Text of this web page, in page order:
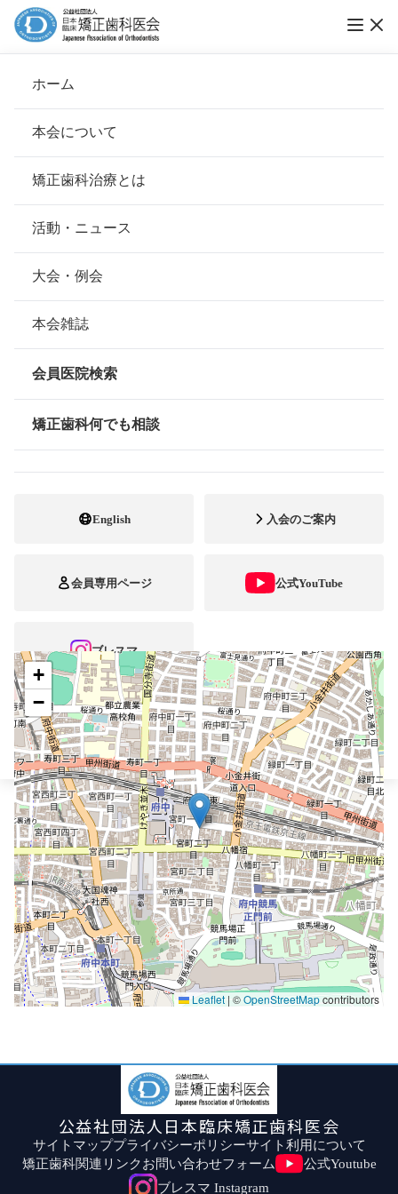
ホーム
本会について
会長挨拶
基本理念
組織について
本会の歴史
情報公開
矯正歯科治療とは
安心して治療を受けていただくための「6つの指針」
安心できる矯正歯科治療契約のための「7つの提言」
矯正歯科治療について
活動・ニュース
大会・例会
本会雑誌
会員医院検索
矯正歯科何でも相談
English 入会のご案内
会員専用ページ 公式YouTube
ブレスマ
ホーム 会員医院検索
アルファ矯正歯科
所在地
東京都府中市宮町1-23-9中野ビル 2F
電話番号 042-361-4182
FAX番号 042-335-6160
ホームページ
http://www.a-kyousei.com/
矯正診断料算定施設
+
−
Leaflet | ©OpenStreetMapcontributors
公益社団法人日本臨床矯正歯科医会
サイトマッププライバシーポリシーサイト利用について
矯正歯科関連リンクお問い合わせフォーム
公式Youtube
ブレスマ Instagram